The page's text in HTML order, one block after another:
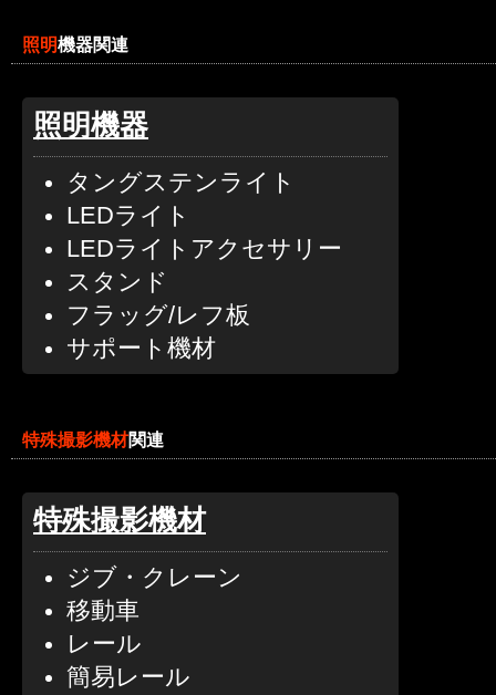
照明機器関連
照明機器
タングステンライト
LEDライト
LEDライトアクセサリー
スタンド
フラッグ/レフ板
サポート機材
特殊撮影機材関連
特殊撮影機材
ジブ・クレーン
移動車
レール
簡易レール